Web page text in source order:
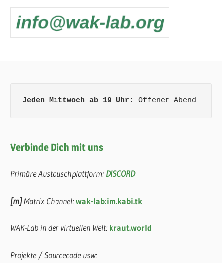
Jeden Mittwoch ab 19 Uhr: Offener Abend
Verbinde Dich mit uns
Primäre Austauschplattform: DISCORD
[m]Matrix Channel:wak-lab:im.kabi.tk
WAK-Lab in der virtuellen Welt: kraut.world
Projekte / Sourcecode usw: